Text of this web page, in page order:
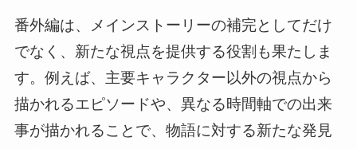
番外編は、メインストーリーの補完としてだけ
でなく、新たな視点を提供する役割も果たしま
す。例えば、主要キャラクター以外の視点から
描かれるエピソードや、異なる時間軸での出来
事が描かれることで、物語に対する新たな発見